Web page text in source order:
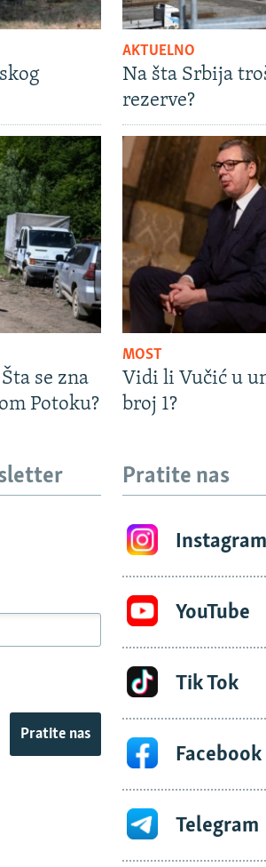
AKTUELNO
Na šta Srbija
rezerve?
se zna
Potoku?
MOST
Vidi li Vučić u
broj 1?
Pratite nas
Pratite nas
Instagram
YouTube
Tik Tok
Facebook
Telegram